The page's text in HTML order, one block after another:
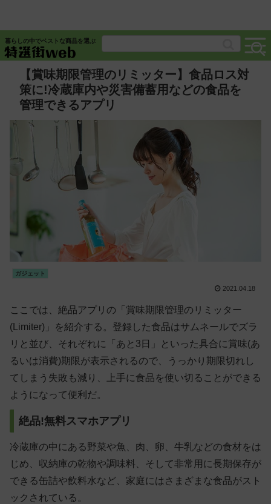
暮らしの中でベストな商品を選ぶ
【賞味期限管理のリミッター】食品ロス対
策に!冷蔵庫内や災害備蓄用などの食品を
管理できるアプリ
ガジェット
2021.04.18
ここでは、絶品アプリの「賞味期限管理のリミッター
(Limiter)」を紹介する。登録した食品はサムネールでズラ
リと並び、それぞれに「あと3日」といった具合に賞味(あ
るいは消費)期限が表示されるので、うっかり期限切れし
てしまう失敗も減り、上手に食品を使い切ることができる
ようになって便利だ。
絶品!無料スマホアプリ
冷蔵庫の中にある野菜や魚、肉、卵、牛乳などの食材をは
じめ、収納庫の乾物や調味料、そして非常用に長期保存が
できる缶詰や飲料水など、家庭にはさまざまな食品がスト
ックされている。